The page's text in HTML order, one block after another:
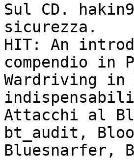
Sul CD.
sicurezza.
HIT: An
compendio in
Wardriving in
Attacchi al
bt_audit,
Bluesnarfer,